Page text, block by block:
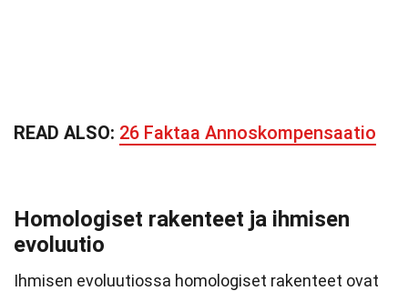
READ ALSO: 26 Faktaa Annoskompensaatio
Homologiset rakenteet ja ihmisen
evoluutio
Ihmisen evoluutiossa homologiset rakenteet ovat